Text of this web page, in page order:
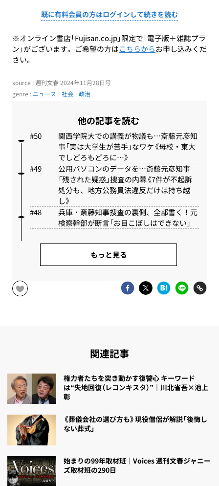
既に有料会員の方はログインして続きを読む
※オンライン書店「Fujisan.co.jp」限定で「電子版＋雑誌プラ
ン」がございます。ご希望の方はこちらからお申し込みくだ
さい。
source : 週刊文春 2024年11月28日号
genre : ニュース 社会 政治
他の記事を読む
関西学院大での講義が物議も…斎藤元彦知
事「実は大学生が苦手」なワケ《母校・東大
でしどろもどろに…》
公用パソコンのデータを…斎藤元彦知事
「残された疑惑」捜査の内幕《7件が不起訴
処分も、地方公務員法違反だけは持ち越
し》
兵庫・斎藤知事捜査の裏側、全部書く！元
検察幹部が断言「お目こぼしはできない」
もっと見る
関連記事
権力者たちを突き動かす復讐心 キーワード
は“失地回復（レコンキスタ）”｜川北省吾×池上
彰
《葬儀会社の選び方も》現役僧侶が解説「後悔し
ない葬式」
始まりの99年取材班｜Voices 週刊文春ジャニー
ズ取材班の290日